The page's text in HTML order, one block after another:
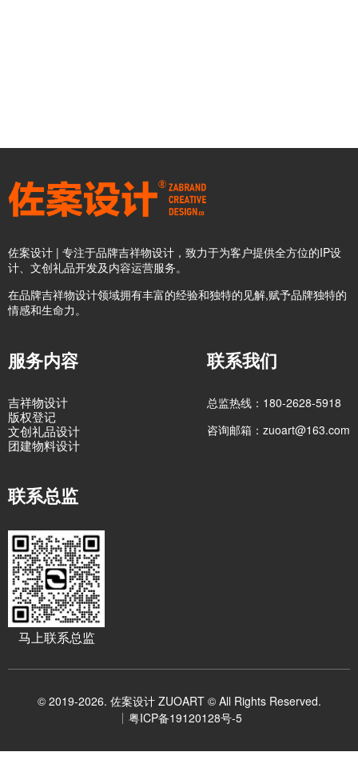
佐案设计 | 专注于品牌吉祥物设计，致力于为客户提供全方位的IP设
计、文创礼品开发及内容运营服务。
在品牌吉祥物设计领域拥有丰富的经验和独特的见解,赋予品牌独特的
情感和生命力。
服务内容
吉祥物设计
版权登记
文创礼品设计
团建物料设计
联系我们
总监热线：180-2628-5918
咨询邮箱：zuoart@163.com
联系总监
马上联系总监
© 2019-2026. 佐案设计 ZUOART © All Rights Reserved.
粤ICP备19120128号-5